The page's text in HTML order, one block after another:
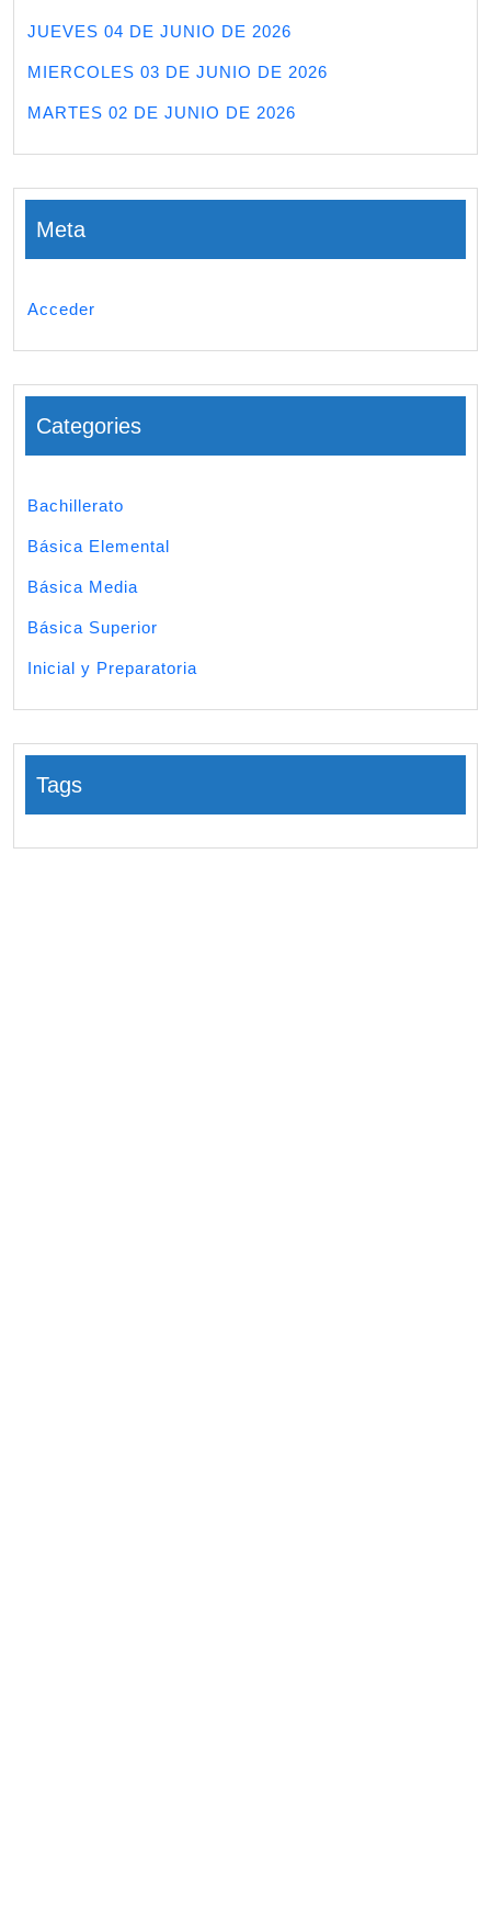
JUEVES 04 DE JUNIO DE 2026
MIERCOLES 03 DE JUNIO DE 2026
MARTES 02 DE JUNIO DE 2026
Meta
Acceder
Categories
Bachillerato
Básica Elemental
Básica Media
Básica Superior
Inicial y Preparatoria
Tags